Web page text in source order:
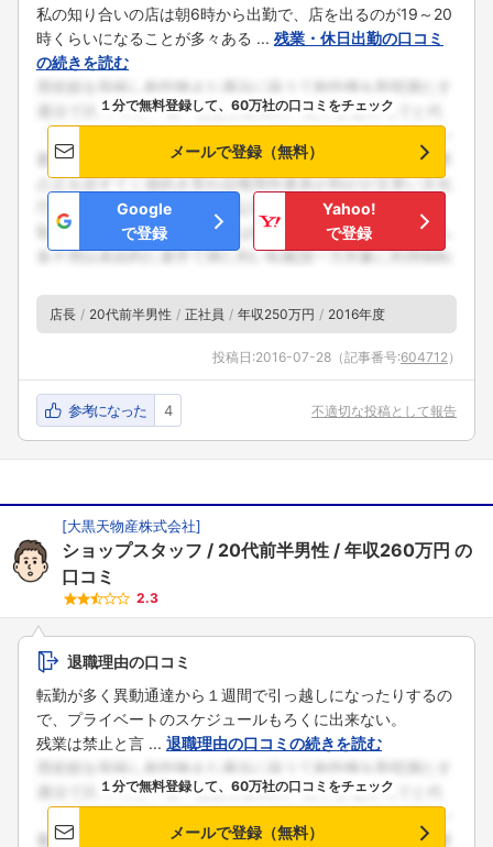
私の知り合いの店は朝6時から出勤で、店を出るのが19～20
時くらいになることが多々ある ... 残業・休日出勤の口コミ
の続きを読む
１分で無料登録して、60万社の口コミをチェック
メールで登録（無料）
Google
で登録
Yahoo!
で登録
店長 20代前半男性 正社員 年収250万円 2016年度
投稿日:2016-07-28 （記事番号:604712 ）
参考になった 4 不適切な投稿として報告
[大黒天物産株式会社]
ショップスタッフ 20代前半男性 年収260万円 の
口コミ
2.3
退職理由の口コミ
転勤が多く異動通達から１週間で引っ越しになったりするの
で、プライベートのスケジュールもろくに出来ない。
残業は禁止と言 ... 退職理由の口コミの続きを読む
１分で無料登録して、60万社の口コミをチェック
メールで登録（無料）